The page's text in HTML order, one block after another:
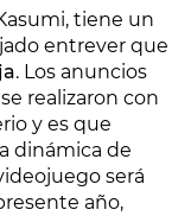
tiene un
entrever que
. Los anuncios
realizaron con
y es que
dinámica de
será
año,